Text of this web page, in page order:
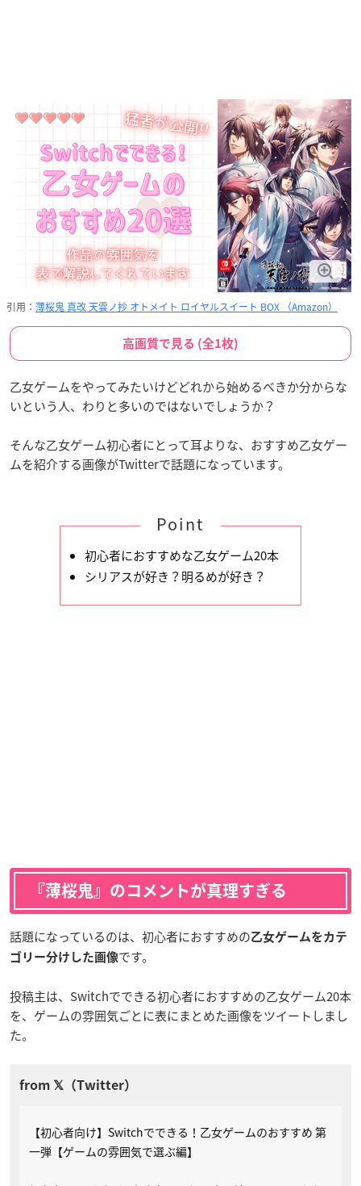
引用： 薄桜鬼 真改 天雲ノ抄 オトメイト ロイヤルスイート BOX （Amazon）
高画質で見る (全1枚)
乙女ゲームをやってみたいけどどれから始めるべきか分からな
いという人、わりと多いのではないでしょうか？
そんな乙女ゲーム初心者にとって耳よりな、おすすめ乙女ゲー
ムを紹介する画像がTwitterで話題になっています。
Point
初心者におすすめな乙女ゲーム20本
シリアスが好き？明るめが好き？
『薄桜鬼』のコメントが真理すぎる
話題になっているのは、初心者におすすめの乙女ゲームをカテ
ゴリー分けした画像です。
投稿主は、Switchでできる初心者におすすめの乙女ゲーム20本
を、ゲームの雰囲気ごとに表にまとめた画像をツイートしまし
た。
【初心者向け】Switchでできる！乙女ゲームのおすすめ 第
一弾【ゲームの雰囲気で選ぶ編】